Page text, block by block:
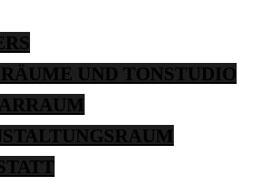
UND TONSTUDIO